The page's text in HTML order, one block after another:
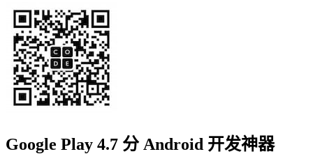
Google Play 4.7 分 Android 开发神器